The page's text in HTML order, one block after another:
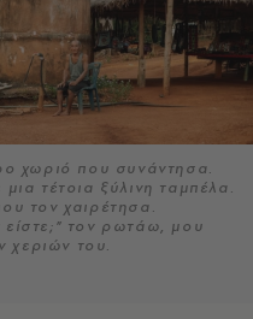
χωριό που συνάντησα.
τέτοια ξύλινη ταμπέλα.
τον χαιρέτησα.
τον ρωτάω, μου
χεριών του.